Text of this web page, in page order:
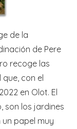
de la
de Pere
recoge las
con el
en Olot. El
son los jardines
papel muy